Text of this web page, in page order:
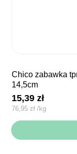
chico zabawka tpr ring z uchwytem do przeciągania
14,5cm
15,39zł
76,95zł /kg